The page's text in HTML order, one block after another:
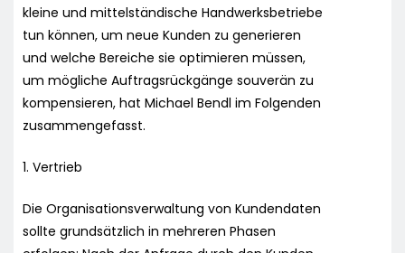
kleine und mittelständische Handwerksbetriebe
tun können, um neue Kunden zu generieren
und welche Bereiche sie optimieren müssen,
um mögliche Auftragsrückgänge souverän zu
kompensieren, hat Michael Bendl im Folgenden
zusammengefasst.
1. Vertrieb
Die Organisationsverwaltung von Kundendaten
sollte grundsätzlich in mehreren Phasen